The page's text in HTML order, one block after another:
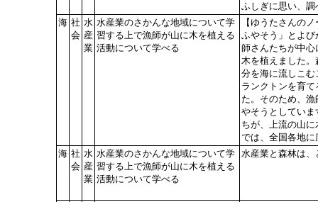
ふしぎに思い、
海 社
会
水
産
業
水産業のさかんな地域について学
習する上で漁師が山に木を植える
活動について学べる
【ゆうたさんの
ふやそう」とよ
師さんたちが中
木を植えました
分を海に流しこ
ランクトンを育
た。そのため、
やそうとしてい
ちが、上流の山
では、全国各地
海 社
会
水
産
業
水産業のさかんな地域について学
習する上で漁師が山に木を植える
活動について学べる
水産業と森林は